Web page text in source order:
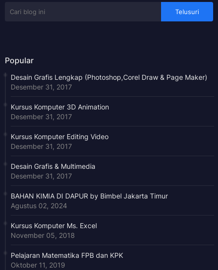
Popular
Desain Grafis Lengkap (Photoshop,Corel Draw & Page Maker)
Desember 31, 2017
Kursus Komputer 3D Animation
Desember 31, 2017
Kursus Komputer Editing Video
Desember 31, 2017
Desain Grafis & Multimedia
Desember 31, 2017
BAHAN KIMIA DI DAPUR by Bimbel Jakarta Timur
Agustus 02, 2024
Kursus Komputer Ms. Excel
November 05, 2018
Pelajaran Matematika FPB dan KPK
Oktober 11, 2019